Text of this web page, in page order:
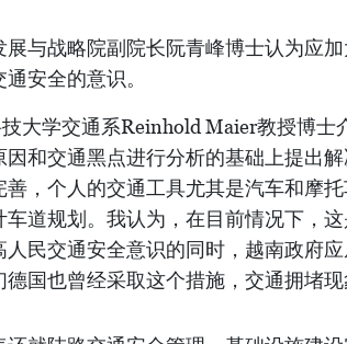
展与战略院副院长阮青峰博士认为应
安全的意识。
大学交通系Reinhold Maier教授博士
因和交通黑点进行分析的基础上提出
善，个人的交通工具尤其是汽车和摩
车道规划。我认为，在目前情况下，
人民交通安全意识的同时，越南政府
德国也曾经采取这个措施，交通拥堵